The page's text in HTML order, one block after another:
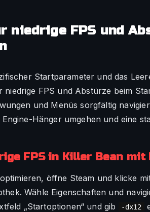
niedrige FPS und
Startparameter und das
niedrige FPS und Abstürze beim
und Menüs sorgfältig
Hänger umgehen und eine
FPS in Killer Bean mit
öffne Steam und klicke
Wähle Eigenschaften und
„Startoptionen“ und gib
-dx12